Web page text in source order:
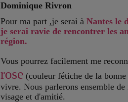
Dominique Rivron
Pour ma part ,je serai à Nantes le
je serai ravie de rencontrer les
région.
Vous pourrez facilement me
rose (couleur fétiche de la
vivre. Nous parlerons ensemble
visage et d'amitié.